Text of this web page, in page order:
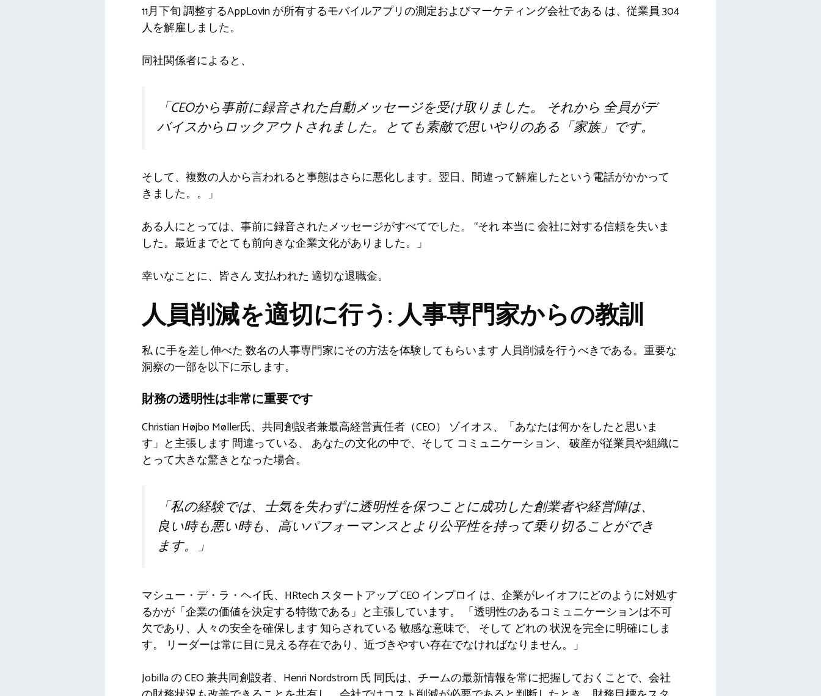
11月下旬調整するAppLovin が所有するモバイルアプリの測定およびマーケティング会社である は、従業員 304
人を解雇しました。
同社関係者によると、
「CEOから事前に録音された自動メッセージを受け取りました。 それから 全員がデ
バイスからロックアウトされました。とても素敵で思いやりのある「家族」です。
そして、複数の人から言われると事態はさらに悪化します。翌日、間違って解雇したという電話がかかって
きました。 。」
ある人にとっては、事前に録音されたメッセージがすべてでした。 “それ本当に会社に対する信頼を失いま
した。最近までとても前向きな企業文化がありました。」
幸いなことに、皆さん支払われた適切な退職金。
人員削減を適切に行う: 人事専門家からの教訓
私に手を差し伸べた数名の人事専門家にその方法を体験してもらいます人員削減を行うべきである。重要な
洞察の一部を以下に示します。
財務の透明性は非常に重要です
Christian Højbo Møller氏、共同創設者兼最高経営責任者（CEO） ゾイオス、「あなたは何かをしたと思いま
す」と主張します 間違っている、 あなたの文化の中で、そして コミュニケーション、 破産が従業員や組織に
とって大きな驚きとなった場合。
「私の経験では、士気を失わずに透明性を保つことに成功した創業者や経営陣は、
良い時も悪い時も、高いパフォーマンスとより公平性を持って乗り切ることができ
ます。」
マシュー・デ・ラ・ヘイ氏、HRtech スタートアップ CEO インプロイ は、企業がレイオフにどのように対処す
るかが「企業の価値を決定する特徴である」と主張しています。
「透明性のあるコミュニケーションは不可
欠であり、人々の安全を確保します知らされている 敏感な意味で、 そして どれの状況を完全に明確にしま
す。
リーダーは常に目に見える存在であり、近づきやすい存在でなければなりません。」
Jobilla の CEO 兼共同創設者、Henri Nordstrom 氏 同氏は、チームの最新情報を常に把握しておくことで、会社